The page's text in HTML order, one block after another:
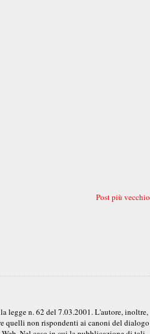
Post più vecchio
legge n. 62 del 7.03.2001. L'autore, inoltre,
quelli non rispondenti ai canoni del dialogo